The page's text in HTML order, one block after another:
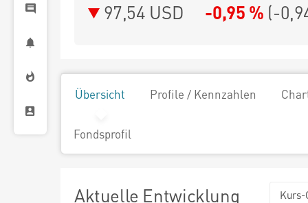
97,54 USD -0,95 % (-
Übersicht Profile / Kennzahlen
Fondsprofil
Aktuelle Entwicklung Kurs-